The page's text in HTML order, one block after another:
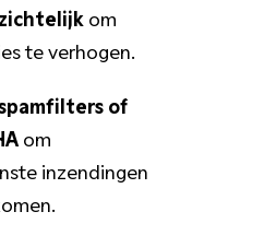
om
te verhogen.
of
om
inzendingen